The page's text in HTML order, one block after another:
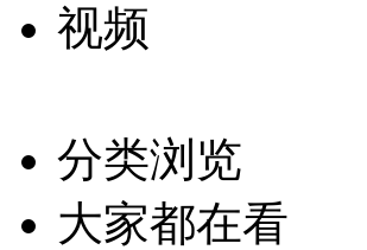
视频
分类浏览
大家都在看